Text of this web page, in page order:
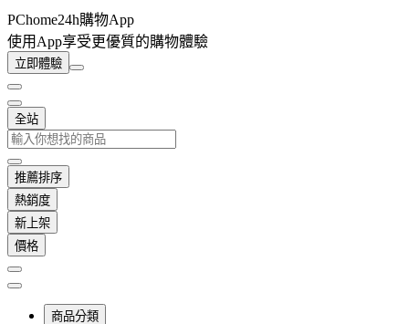
PChome24h購物App
使用App享受更優質的購物體驗
立即體驗
全站
推薦排序
熱銷度
新上架
價格
商品分類